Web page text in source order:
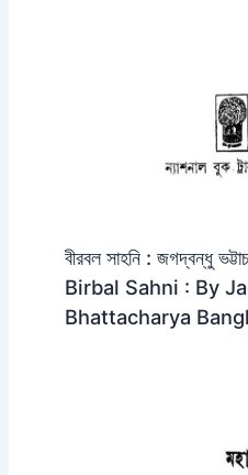
বীরবল সাহনি : জগদ্বন্ধু
Birbal Sahni : By
Bhattacharya